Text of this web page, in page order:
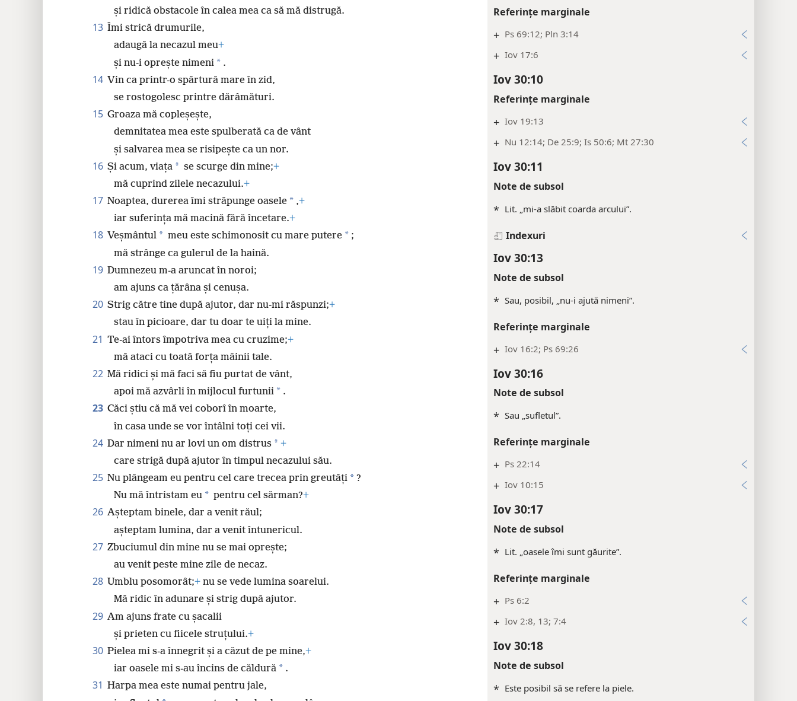
Referințe marginale
+ Ps 69:12; Pln 3:14
+ Iov 17:6
Iov 30:10
Referințe marginale
+ Iov 19:13
+ Nu 12:14; De 25:9; Is 50:6; Mt 27:30
Iov 30:11
Note de subsol
* Lit. „mi-a slăbit coarda arcului”.
Indexuri
Iov 30:13
Note de subsol
* Sau, posibil, „nu-i ajută nimeni”.
Referințe marginale
+ Iov 16:2; Ps 69:26
Iov 30:16
Note de subsol
* Sau „sufletul”.
Referințe marginale
+ Ps 22:14
+ Iov 10:15
Iov 30:17
Note de subsol
* Lit. „oasele îmi sunt găurite”.
Referințe marginale
+ Ps 6:2
+ Iov 2:8, 13; 7:4
Iov 30:18
Note de subsol
* Este posibil să se refere la piele.
și ridică obstacole în calea mea ca să mă distrugă.
13 Îmi strică drumurile,
adaugă la necazul meu+
și nu-i oprește nimeni * .
14 Vin ca printr-o spărtură mare în zid,
se rostogolesc printre dărâmături.
15 Groaza mă copleșește,
demnitatea mea este spulberată ca de vânt
și salvarea mea se risipește ca un nor.
16 Și acum, viața * se scurge din mine;+
mă cuprind zilele necazului.+
17 Noaptea, durerea îmi străpunge oasele * ,+
iar suferința mă macină fără încetare.+
18 Veșmântul * meu este schimonosit cu mare putere * ;
mă strânge ca gulerul de la haină.
19 Dumnezeu m-a aruncat în noroi;
am ajuns ca țărâna și cenușa.
20 Strig către tine după ajutor, dar nu-mi răspunzi;+
stau în picioare, dar tu doar te uiți la mine.
21 Te-ai întors împotriva mea cu cruzime;+
mă ataci cu toată forța mâinii tale.
22 Mă ridici și mă faci să fiu purtat de vânt,
apoi mă azvârli în mijlocul furtunii * .
23 Căci știu că mă vei coborî în moarte,
în casa unde se vor întâlni toți cei vii.
24 Dar nimeni nu ar lovi un om distrus * +
care strigă după ajutor în timpul necazului său.
25 Nu plângeam eu pentru cel care trecea prin greutăți * ?
Nu mă întristam eu * pentru cel sărman?+
26 Așteptam binele, dar a venit răul;
așteptam lumina, dar a venit întunericul.
27 Zbuciumul din mine nu se mai oprește;
au venit peste mine zile de necaz.
28 Umblu posomorât;+ nu se vede lumina soarelui.
Mă ridic în adunare și strig după ajutor.
29 Am ajuns frate cu șacalii
și prieten cu fiicele struțului.+
30 Pielea mi s-a înnegrit și a căzut de pe mine,+
iar oasele mi s-au încins de căldură * .
31 Harpa mea este numai pentru jale,